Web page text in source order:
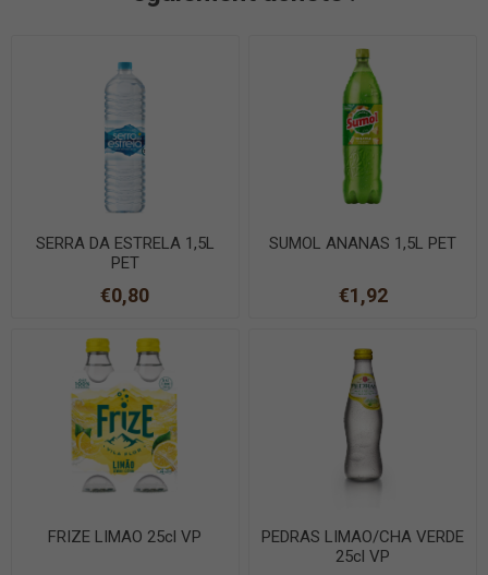
SERRA DA ESTRELA 1,5L
PET
€0,80
SUMOL ANANAS 1,5L PET
€1,92
FRIZE LIMAO 25cl VP
PEDRAS LIMAO/CHA VERDE
25cl VP